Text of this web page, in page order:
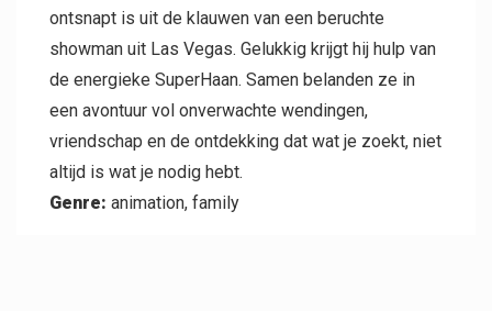
ontsnapt is uit de klauwen van een beruchte
showman uit Las Vegas. Gelukkig krijgt hij hulp van
de energieke SuperHaan. Samen belanden ze in
een avontuur vol onverwachte wendingen,
vriendschap en de ontdekking dat wat je zoekt, niet
altijd is wat je nodig hebt.
Genre: animation, family